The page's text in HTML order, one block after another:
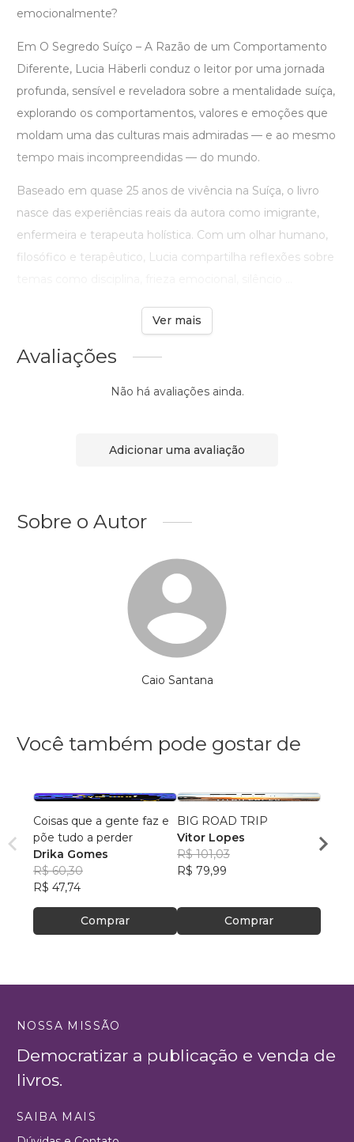
emocionalmente?
Em O Segredo Suíço – A Razão de um Comportamento
Diferente, Lucia Häberli conduz o leitor por uma jornada
profunda, sensível e reveladora sobre a mentalidade suíça,
explorando os comportamentos, valores e emoções que
moldam uma das culturas mais admiradas — e ao mesmo
tempo mais incompreendidas — do mundo.
Baseado em quase 25 anos de vivência na Suíça, o livro
nasce das experiências reais da autora como imigrante,
enfermeira e terapeuta holística. Com um olhar humano,
filosófico e terapêutico, Lucia compartilha reflexões sobre
Ver mais
Avaliações
Não há avaliações ainda.
Adicionar uma avaliação
Sobre o Autor
Caio Santana
Você também pode gostar de
Coisas que a gente faz e
põe tudo a perder
Drika Gomes
R$ 60,30
R$ 47,74
Comprar
BIG ROAD TRIP
Vitor Lopes
R$ 101,03
R$ 79,99
Comprar
Lilian
R$
NOSSA MISSÃO
Democratizar a publicação e venda de
livros.
SAIBA MAIS